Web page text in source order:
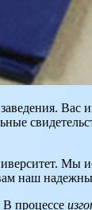
Вас
Мы
наш
В процессе